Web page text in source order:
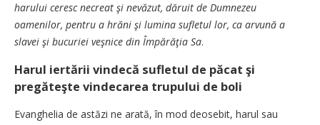
harului ceresc necreat şi nevăzut, dăruit de Dumnezeu
oamenilor, pentru a hrăni şi lumina sufletul lor, ca arvună a
slavei şi bucuriei veşnice din Împărăţia Sa.
Harul iertării vindecă sufletul de păcat şi
pregăteşte vindecarea trupului de boli
Evanghelia de astăzi ne arată, în mod deosebit, harul sau